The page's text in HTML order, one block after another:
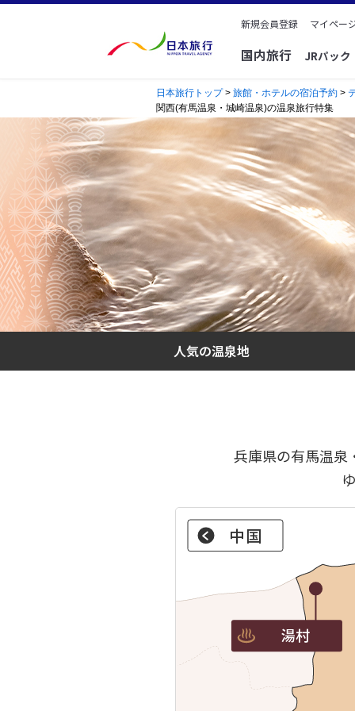
新規会員登録 マイペー
国内旅行 JRパッ
日本旅行トップ> 旅館・ホテルの宿泊予約 >
関西(有馬温泉・城崎温泉)の温泉旅行特集
人気の温泉地
兵庫県の有馬温泉
中国
湯村